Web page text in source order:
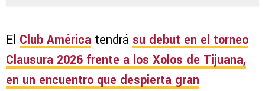
El Club América tendrá su debut en el torneo
Clausura 2026 frente a los Xolos de Tijuana,
en un encuentro que despierta gran